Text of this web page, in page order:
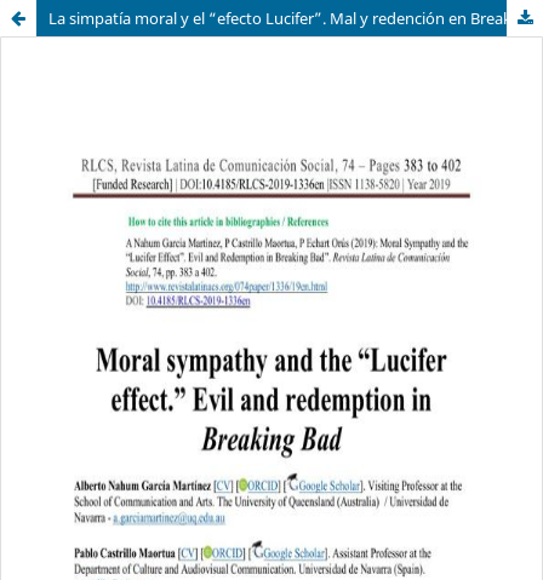
La simpatía moral y el “efecto Lucifer”. Mal y redención en Breaking Bad